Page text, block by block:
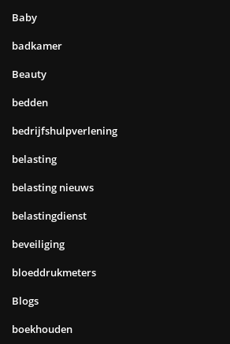
Baby
badkamer
Beauty
bedden
bedrijfshulpverlening
belasting
belasting nieuws
belastingdienst
beveiliging
bloeddrukmeters
Blogs
boekhouden